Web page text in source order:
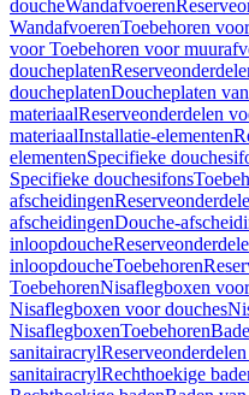
doucheWandafvoeren
WandafvoerenToebehoren
voor Toebehoren voor
doucheplaten
doucheplatenDoucheplaten
materiaalReserveonderdelen
materiaalInstallatie-elementen
elementenSpecifieke
Specifieke douchesifons
afscheidingen
afscheidingenDouche-
inloopdouche
inloopdoucheToebehoren
ToebehorenNisaflegboxen
Nisaflegboxen voor douches
NisaflegboxenToebehoren
sanitairacryl
sanitairacrylRechthoekige